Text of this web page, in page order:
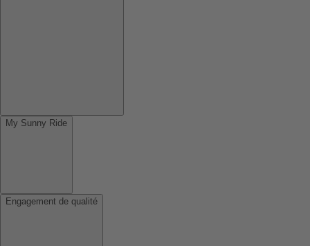
My Sunny Ride
Engagement de qualité